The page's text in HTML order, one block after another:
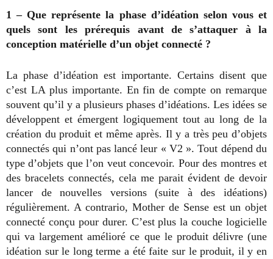
1 – Que représente la phase d’idéation selon vous et
quels sont les prérequis avant de s’attaquer à la
conception matérielle d’un objet connecté ?
La phase d’idéation est importante. Certains disent que
c’est LA plus importante. En fin de compte on remarque
souvent qu’il y a plusieurs phases d’idéations. Les idées se
développent et émergent logiquement tout au long de la
création du produit et même après. Il y a très peu d’objets
connectés qui n’ont pas lancé leur « V2 ». Tout dépend du
type d’objets que l’on veut concevoir. Pour des montres et
des bracelets connectés, cela me parait évident de devoir
lancer de nouvelles versions (suite à des idéations)
régulièrement. A contrario, Mother de Sense est un objet
connecté conçu pour durer. C’est plus la couche logicielle
qui va largement amélioré ce que le produit délivre (une
idéation sur le long terme a été faite sur le produit, il y en